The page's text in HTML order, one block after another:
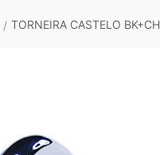
/ TORNEIRA CASTELO BK+CH